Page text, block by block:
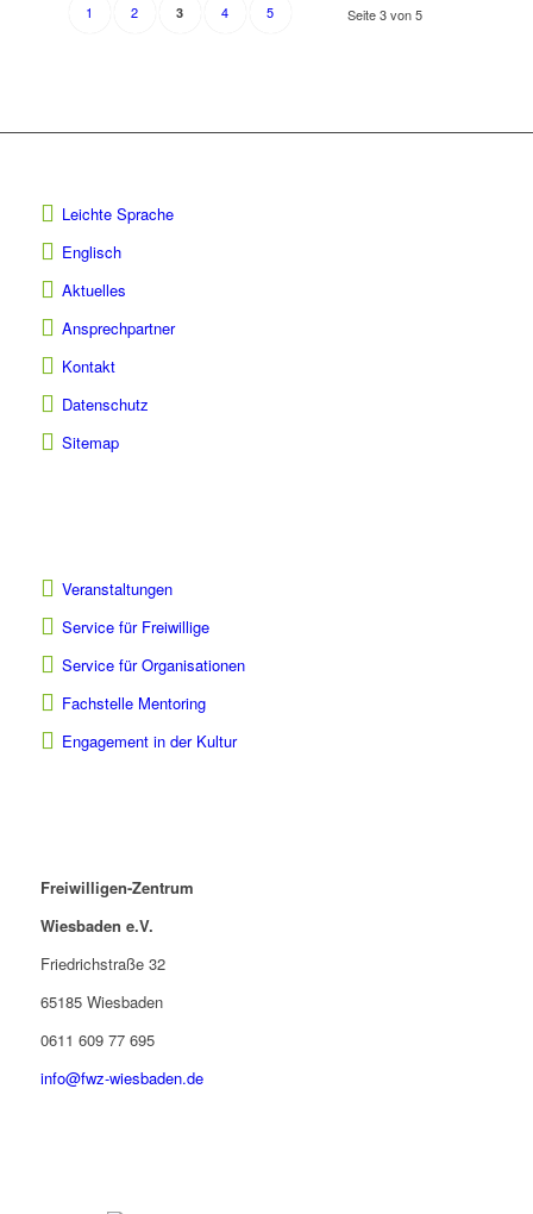
Seite 3 von 5
1 2 3 4 5
Leichte Sprache
Englisch
Aktuelles
Ansprechpartner
Kontakt
Datenschutz
Sitemap
Veranstaltungen
Service für Freiwillige
Service für Organisationen
Fachstelle Mentoring
Engagement in der Kultur
Freiwilligen-Zentrum
Wiesbaden e.V.
Friedrichstraße 32
65185 Wiesbaden
0611 609 77 695
info@fwz-wiesbaden.de